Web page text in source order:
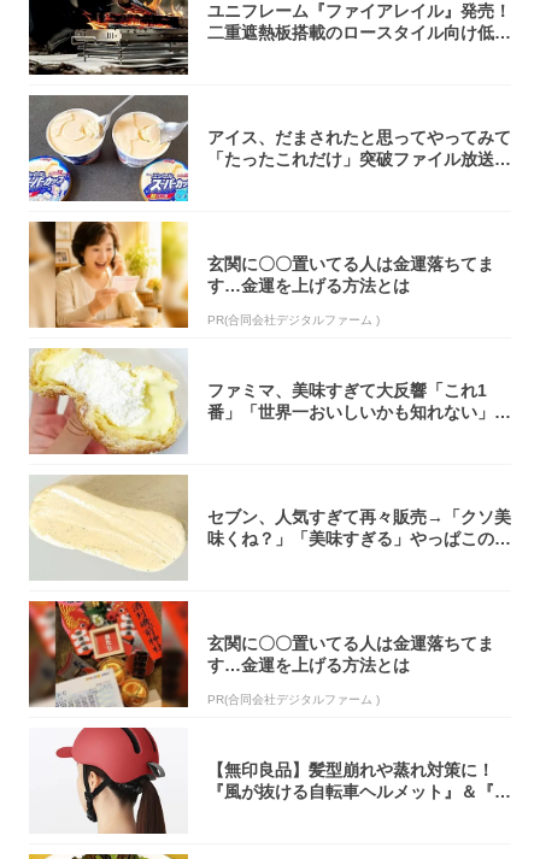
ユニフレーム『ファイアレイル』発売！
二重遮熱板搭載のロースタイル向け低型
アイス、だまされたと思ってやってみて
「たったこれだけ」突破ファイル放送で
玄関に〇〇置いてる人は金運落ちてま
す…金運を上げる方法とは
PR(合同会社デジタルファーム )
ファミマ、美味すぎて大反響「これ1
番」「世界一おいしいかも知れない」
セブン、人気すぎて再々販売→「クソ美
味くね？」「美味すぎる」やっぱこのク
玄関に〇〇置いてる人は金運落ちてま
す…金運を上げる方法とは
PR(合同会社デジタルファーム )
【無印良品】髪型崩れや蒸れ対策に！
『風が抜ける自転車ヘルメット』＆『2